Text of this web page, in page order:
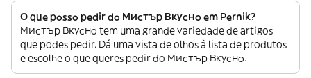
O que posso pedir do Мистър Вкусно em Pernik?
Мистър Вкусно tem uma grande variedade de artigos
que podes pedir. Dá uma vista de olhos à lista de produtos
e escolhe o que queres pedir do Мистър Вкусно.